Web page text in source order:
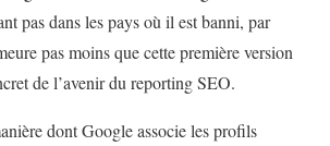
pas dans les pays où il est banni, par
pas moins que cette première version
de l’avenir du reporting SEO.
dont Google associe les profils